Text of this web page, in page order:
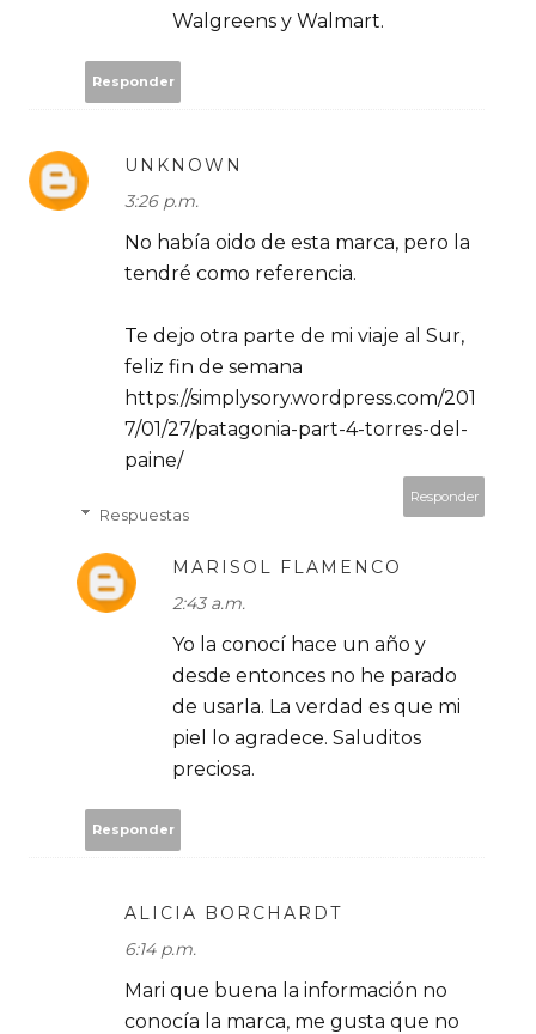
Walgreens y Walmart.
Responder
UNKNOWN
3:26 p.m.
No había oido de esta marca, pero la
tendré como referencia.
Te dejo otra parte de mi viaje al Sur,
feliz fin de semana
https://simplysory.wordpress.com/201
7/01/27/patagonia-part-4-torres-del-
paine/
Responder
Respuestas
MARISOL FLAMENCO
2:43 a.m.
Yo la conocí hace un año y
desde entonces no he parado
de usarla. La verdad es que mi
piel lo agradece. Saluditos
preciosa.
Responder
ALICIA BORCHARDT
6:14 p.m.
Mari que buena la información no
conocía la marca, me gusta que no